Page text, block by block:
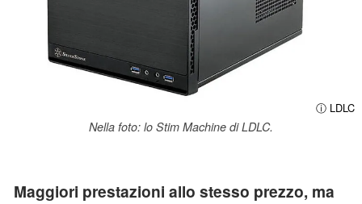
ⓘ LDLC
Nella foto: lo Stim Machine di LDLC.
Maggiori prestazioni allo stesso prezzo, ma